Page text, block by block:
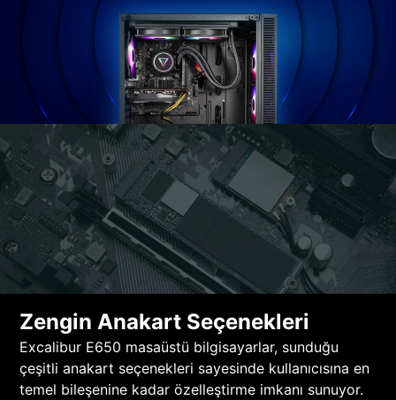
Zengin Anakart Seçenekleri
Excalibur E650 masaüstü bilgisayarlar, sunduğu
çeşitli anakart seçenekleri sayesinde kullanıcısına en
temel bileşenine kadar özelleştirme imkanı sunuyor.